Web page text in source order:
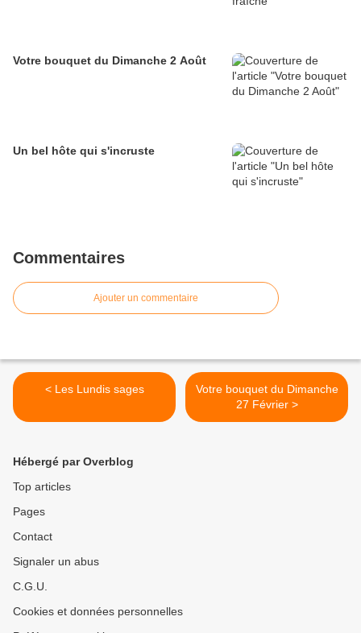
Votre bouquet du Dimanche 2 Août
Un bel hôte qui s'incruste
Commentaires
Ajouter un commentaire
< Les Lundis sages
Votre bouquet du Dimanche
27 Février >
Hébergé par Overblog
Top articles
Pages
Contact
Signaler un abus
C.G.U.
Cookies et données personnelles